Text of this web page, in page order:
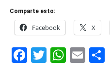
Comparte esto:
Facebook X
Facebook
Twitter